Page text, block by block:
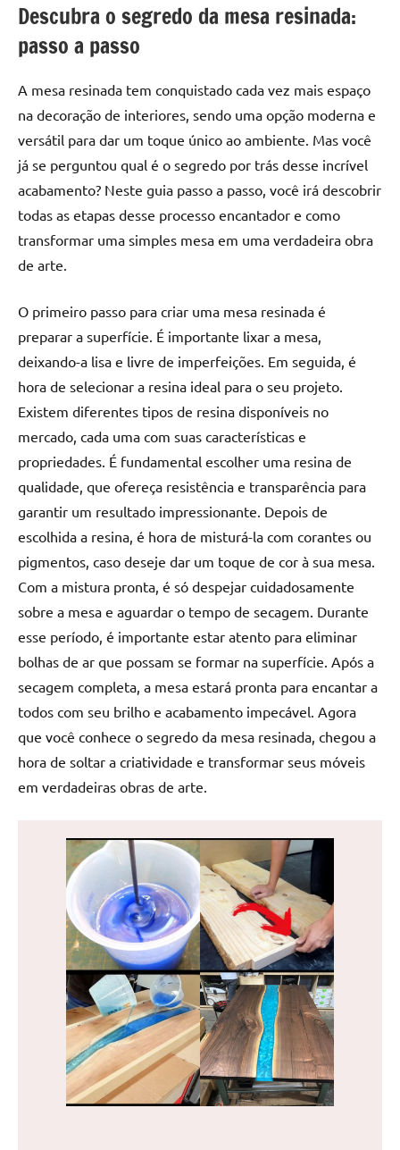
e
inspirações
mesa
resina,
incluindo
designs
de
mesas
resina
e
as
inovadoras
resinadas.
Quer
esteja
à
procura
de
redonda
para
reuniões
ou
jantar
encontrará
transformar
ambiente
Descubra o segredo da mesa resinada:
passo a passo
A mesa resinada tem conquistado cada vez mais espaço
na decoração de interiores, sendo uma opção moderna e
versátil para dar um toque único ao ambiente. Mas você
já se perguntou qual é o segredo por trás desse incrível
acabamento? Neste guia passo a passo, você irá descobrir
todas as etapas desse processo encantador e como
transformar uma simples mesa em uma verdadeira obra
de arte.
O primeiro passo para criar uma mesa resinada é
preparar a superfície. É importante lixar a mesa,
deixando-a lisa e livre de imperfeições. Em seguida, é
hora de selecionar a resina ideal para o seu projeto.
Existem diferentes tipos de resina disponíveis no
mercado, cada uma com suas características e
propriedades. É fundamental escolher uma resina de
qualidade, que ofereça resistência e transparência para
garantir um resultado impressionante. Depois de
escolhida a resina, é hora de misturá-la com corantes ou
pigmentos, caso deseje dar um toque de cor à sua mesa.
Com a mistura pronta, é só despejar cuidadosamente
sobre a mesa e aguardar o tempo de secagem. Durante
esse período, é importante estar atento para eliminar
bolhas de ar que possam se formar na superfície. Após a
secagem completa, a mesa estará pronta para encantar a
todos com seu brilho e acabamento impecável. Agora
que você conhece o segredo da mesa resinada, chegou a
hora de soltar a criatividade e transformar seus móveis
em verdadeiras obras de arte.